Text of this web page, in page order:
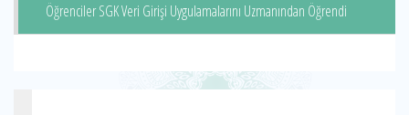
Öğrenciler SGK Veri Girişi Uygulamalarını Uzmanından Öğrendi